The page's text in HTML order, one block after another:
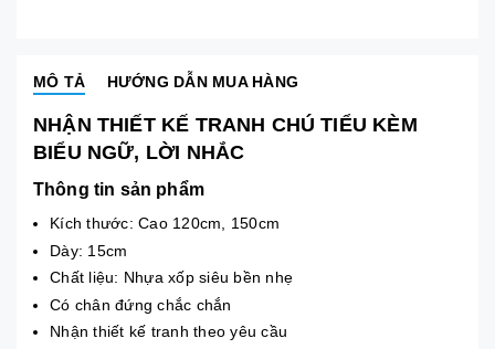
MÔ TẢ HƯỚNG DẪN MUA HÀNG
NHẬN THIẾT KẾ TRANH CHÚ TIỂU KÈM
BIỂU NGỮ, LỜI NHẮC
Thông tin sản phẩm
Kích thước: Cao 120cm, 150cm
Dày: 15cm
Chất liệu: Nhựa xốp siêu bền nhẹ
Có chân đứng chắc chắn
Nhận thiết kế tranh theo yêu cầu